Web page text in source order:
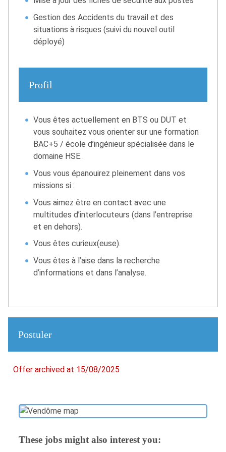
Gestion des Accidents du travail et des
situations à risques (suivi du nouvel outil
déployé)
Profil
Vous êtes actuellement en BTS ou DUT et
vous souhaitez vous orienter sur une formation
BAC+5 / école d’ingénieur spécialisée dans le
domaine HSE.
Vous vous épanouirez pleinement dans vos
missions si :
Vous aimez être en contact avec une
multitudes d’interlocuteurs (dans l’entreprise
et en dehors).
Vous êtes curieux(euse).
Vous êtes à l’aise dans la recherche
d’informations et dans l’analyse.
Postuler
Offer archived at 15/08/2025
These jobs might also interest you: